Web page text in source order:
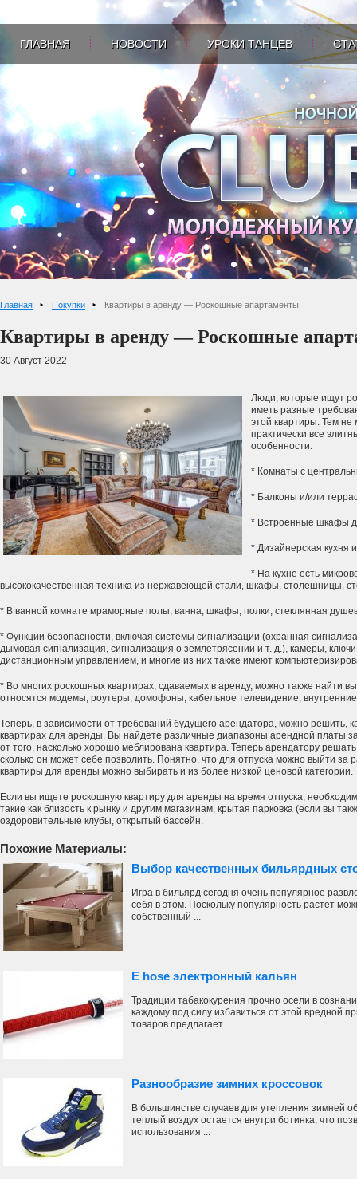
ГЛАВНАЯ НОВОСТИ УРОКИ ТАНЦЕВ
Главная Покупки Квартиры в аренду — Роскошные апартаменты
Квартиры в аренду — Роскошные
30 Август 2022
Люди, которые ищут
иметь разные
этой квартиры. Тем не
практически все
особенности:
* Комнаты с
* Балконы и/или
* Встроенные шкафы
* Дизайнерская кухня
* На кухне есть
высококачественная техника из нержавеющей стали, шкафы, столешницы,
* В ванной комнате мраморные полы, ванна, шкафы, полки, стеклянная
* Функции безопасности, включая системы сигнализации (охранная
дымовая сигнализация, сигнализация о землетрясении и т. д.), камеры,
дистанционным управлением, и многие из них также имеют
* Во многих роскошных квартирах, сдаваемых в аренду, можно также найти
относятся модемы, роутеры, домофоны, кабельное телевидение,
Теперь, в зависимости от требований будущего арендатора, можно решить,
квартирах для аренды. Вы найдете различные диапазоны арендной платы
от того, насколько хорошо меблирована квартира. Теперь арендатору
сколько он может себе позволить. Понятно, что для отпуска можно выйти за
квартиры для аренды можно выбирать и из более низкой ценовой категории.
Если вы ищете роскошную квартиру для аренды на время отпуска,
такие как близость к рынку и другим магазинам, крытая парковка (если вы
оздоровительные клубы, открытый бассейн.
Похожие Материалы:
Выбор качественных бильярдных
Игра в бильярд сегодня очень популярное
себя в этом. Поскольку популярность растёт
собственный ...
E hose электронный кальян
Традиции табакокурения прочно осели в
каждому под силу избавиться от этой вредной
товаров предлагает ...
Разнообразие зимних кроссовок
В большинстве случаев для утепления зимней
теплый воздух остается внутри ботинка, что
использования ...